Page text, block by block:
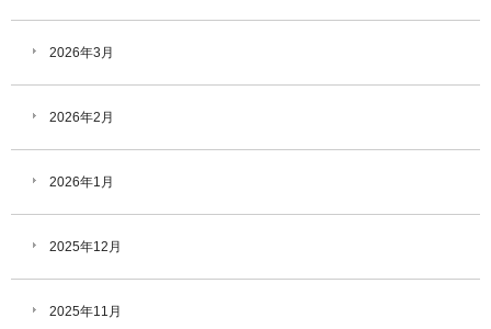
2026年3月
2026年2月
2026年1月
2025年12月
2025年11月